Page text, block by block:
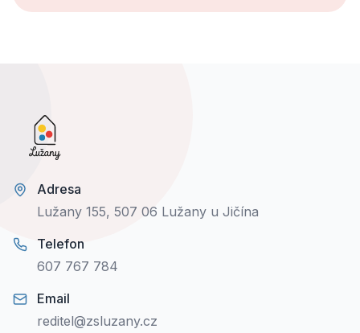
Adresa
Lužany 155, 507 06 Lužany u Jičína
Telefon
607 767 784
Email
reditel@zsluzany.cz